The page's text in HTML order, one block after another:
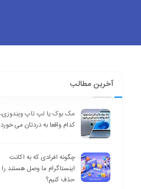
آخرین مطالب
مک بوک یا لپ تاپ ویندوزی،
کدام واقعا به دردتان می خورد
چگونه افرادی که به اکانت
اینستاگرام ما وصل هستند را
حذف کنیم؟